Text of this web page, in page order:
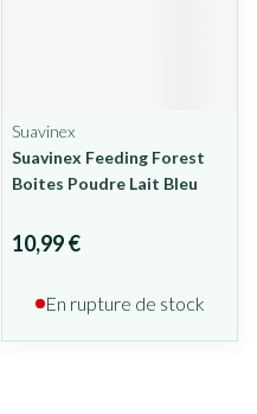
Suavinex
Suavinex Feeding Forest
Boites Poudre Lait Bleu
10,99 €
En rupture de stock